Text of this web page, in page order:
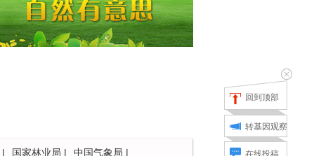
| 国家林业局 | 中国气象局 |
回到顶部
转基因观察
在线投稿